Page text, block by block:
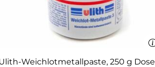
Weichlotmetallpaste, 250 g Dose